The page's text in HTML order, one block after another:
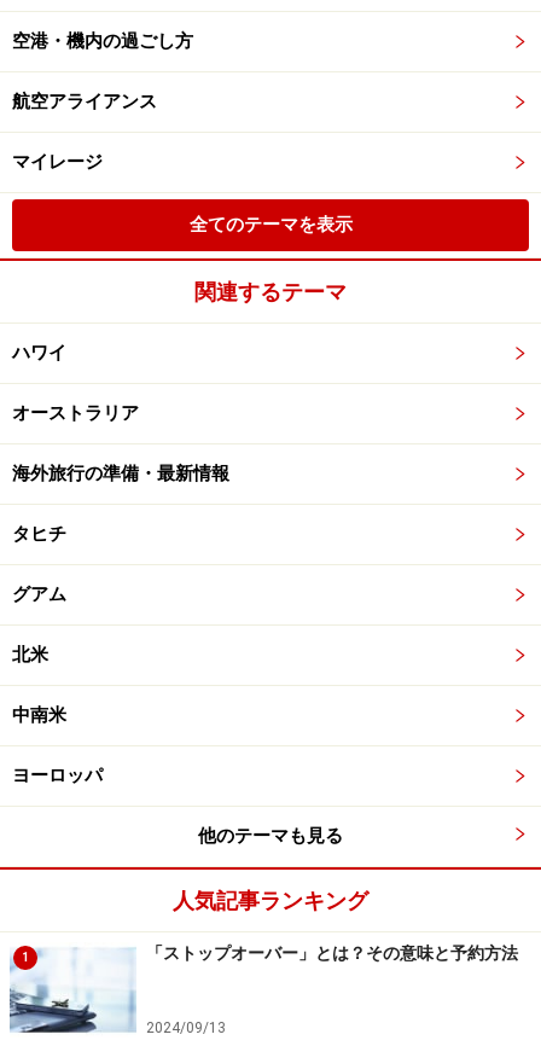
空港・機内の過ごし方
航空アライアンス
マイレージ
全てのテーマを表示
関連するテーマ
ハワイ
オーストラリア
海外旅行の準備・最新情報
タヒチ
グアム
北米
中南米
ヨーロッパ
他のテーマも見る
人気記事ランキング
1 「ストップオーバー」とは？その意味と予約方法
2024/09/13